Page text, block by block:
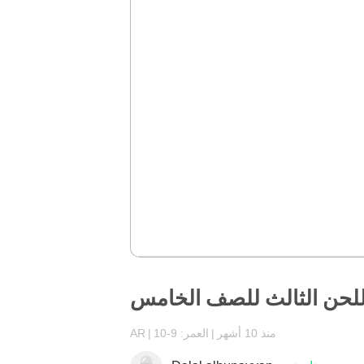
الثالث للصف الخامس
AR العمر: 9-10 منذ 10 أشهر